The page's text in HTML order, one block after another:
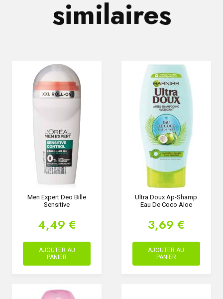
similaires
Men Expert Deo Bille
Sensitive
4,49 €
AJOUTER AU
PANIER
Ultra Doux Ap-Shamp
Eau De Coco Aloe
3,69 €
AJOUTER AU
PANIER